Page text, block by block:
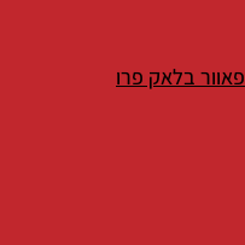
פאוור בלאק פרו